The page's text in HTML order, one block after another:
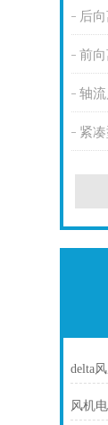
后
前
轴
紧
delta
风机